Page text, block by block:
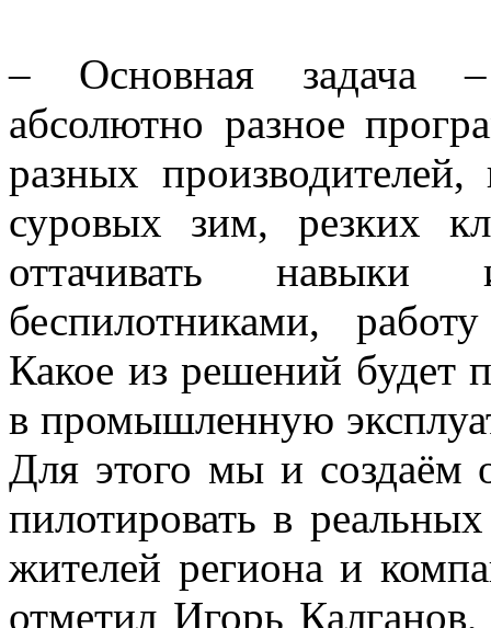
– Основная задача –
абсолютно разное
разных
суровых зим, резких
оттачивать навыки
беспилотниками,
Какое из решений будет
в промышленную
Для этого мы и создаём
пилотировать в
жителей региона и
отметил Игорь